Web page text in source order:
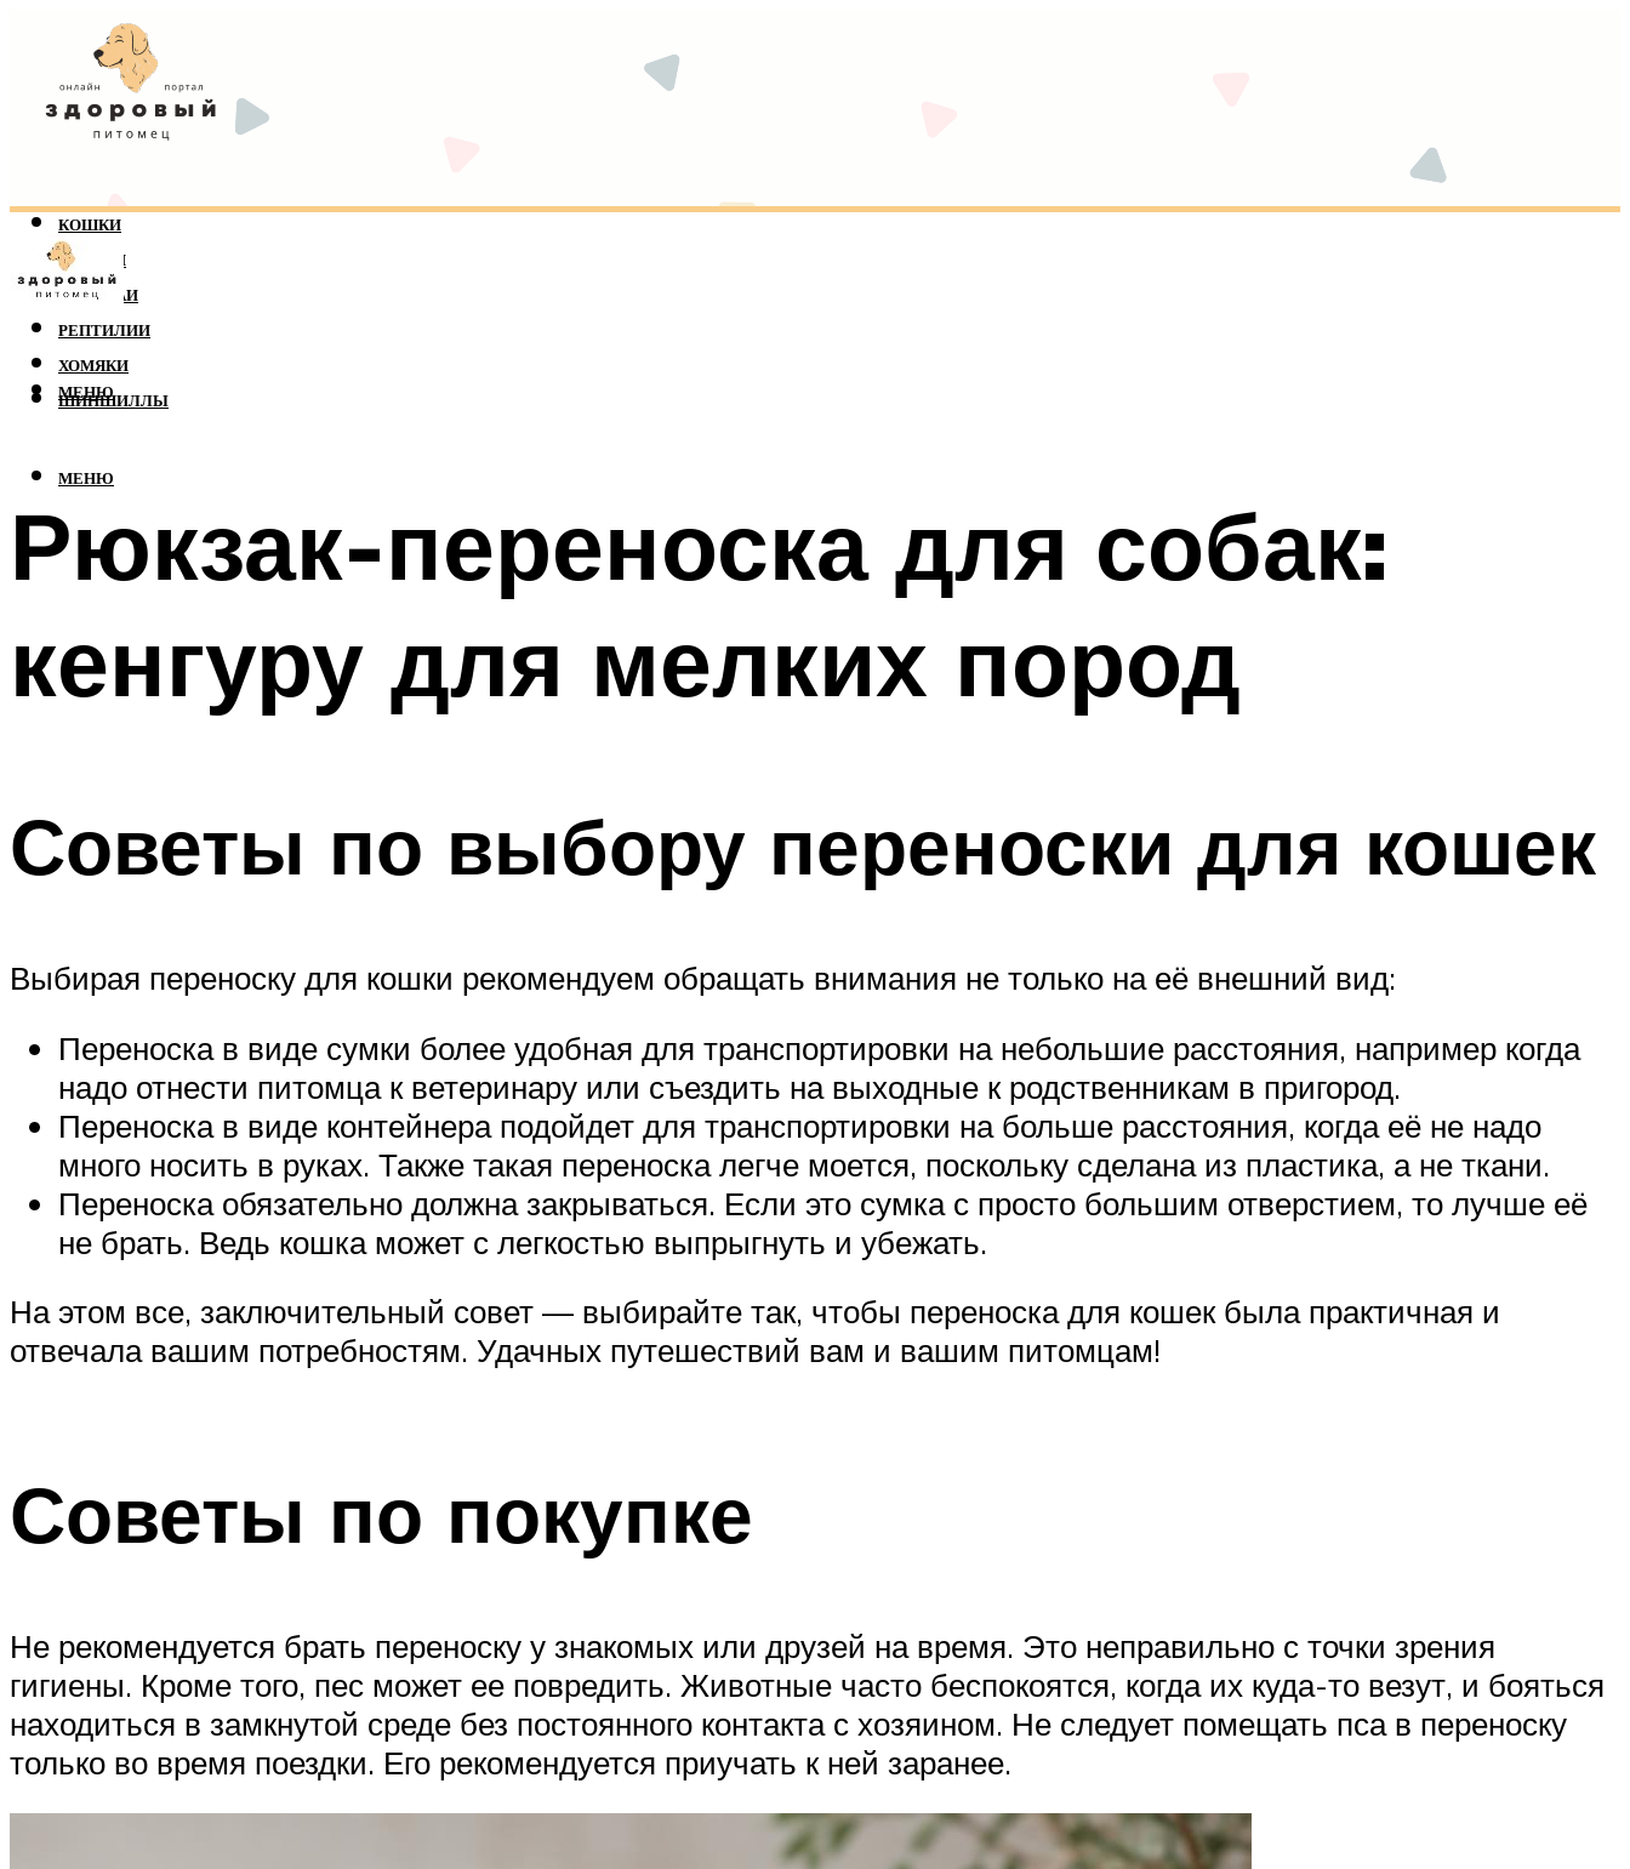
КОШКИ
СОБАКИ
ПОПУГАИ
РЕПТИЛИИ
ХОМЯКИ
ШИНШИЛЛЫ
МЕНЮ
МЕНЮ
Рюкзак-переноска для собак:
кенгуру для мелких пород
Советы по выбору переноски для кошек
Выбирая переноску для кошки рекомендуем обращать внимания не только на её внешний вид:
Переноска в виде сумки более удобная для транспортировки на небольшие расстояния, например когда
надо отнести питомца к ветеринару или съездить на выходные к родственникам в пригород.
Переноска в виде контейнера подойдет для транспортировки на больше расстояния, когда её не надо
много носить в руках. Также такая переноска легче моется, поскольку сделана из пластика, а не ткани.
Переноска обязательно должна закрываться. Если это сумка с просто большим отверстием, то лучше её
не брать. Ведь кошка может с легкостью выпрыгнуть и убежать.
На этом все, заключительный совет — выбирайте так, чтобы переноска для кошек была практичная и
отвечала вашим потребностям. Удачных путешествий вам и вашим питомцам!
Советы по покупке
Не рекомендуется брать переноску у знакомых или друзей на время. Это неправильно с точки зрения
гигиены. Кроме того, пес может ее повредить. Животные часто беспокоятся, когда их куда-то везут, и бояться
находиться в замкнутой среде без постоянного контакта с хозяином. Не следует помещать пса в переноску
только во время поездки. Его рекомендуется приучать к ней заранее.